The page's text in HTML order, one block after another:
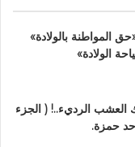
المواطنة بالولادة»
الولادة»
العشب الرديء..! ( الجزء